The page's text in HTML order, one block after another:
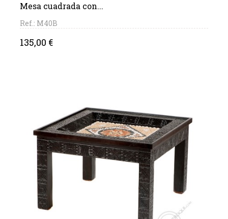
Mesa cuadrada con...
Ref.: M40B
Precio
135,00 €